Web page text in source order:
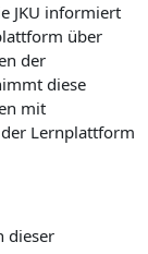
JKU informiert
über
der
diese
mit
Lernplattform
dieser